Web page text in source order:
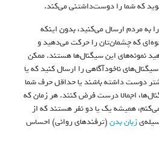
به مردم ارسال می‌کنید، بدون اینکه
که چشمان‌تان را حرکت می‌دهید و
نمونه‌های این سیگنال‌ها هستند. ممکن
سیگنال‌های ناخودآگاهی را ارسال کنید که یا
دوست داشته باشند یا حداقل حرف شما
اجمالا درست فرض کنند. هر زمان که
همیشه یک یا دو نفر هستند که از
زبان بدن(ترفندهای روانی) احساس